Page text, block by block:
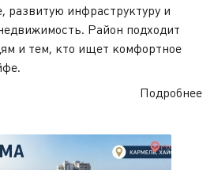
развитую инфраструктуру и
Район подходит
и тем, кто ищет комфортное
Подробнее